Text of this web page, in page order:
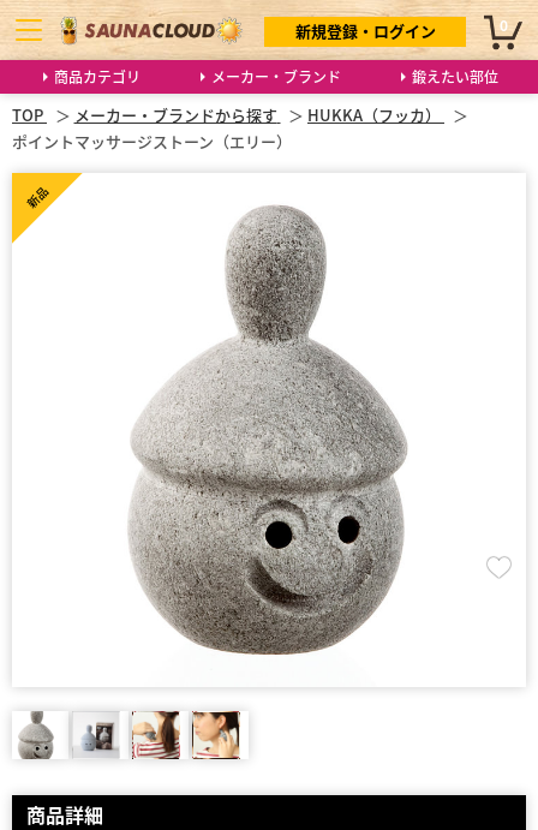
商品カテゴリ メーカー・ブランド 鍛えたい部位
新規登録・ログイン 0
TOP メーカー・ブランドから探す
HUKKA（フッカ）
ポイントマッサージストーン（エリー）
新品
商品詳細